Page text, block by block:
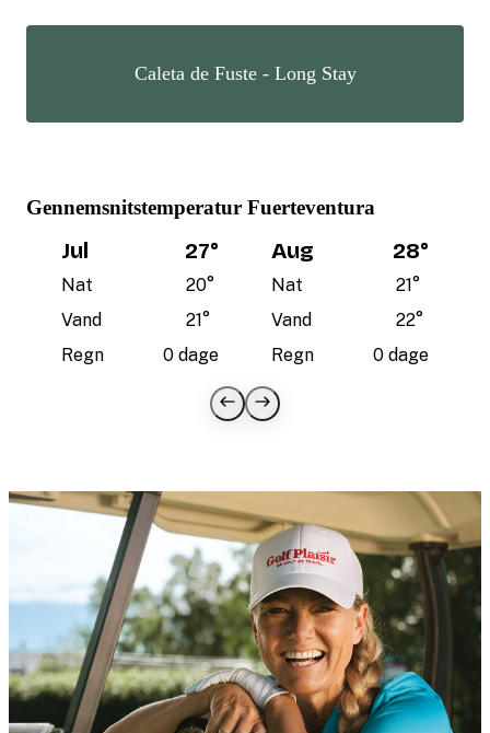
Caleta de Fuste - Long Stay
Gennemsnitstemperatur Fuerteventura
Jul 27°
Nat 20°
Vand
21°
Regn
0 dage
Aug 28°
Nat 21°
Vand
22°
Regn
0 dage